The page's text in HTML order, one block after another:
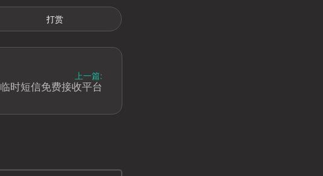
打赏
上一篇:
临时短信免费接收平台